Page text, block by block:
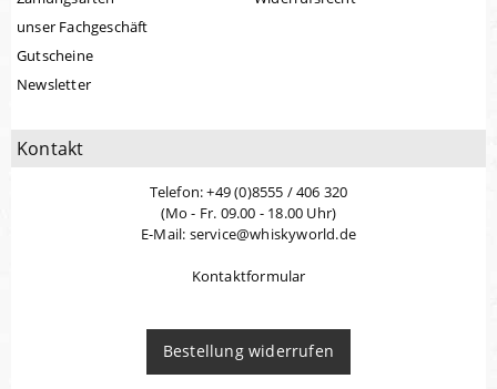
unser Fachgeschäft
Gutscheine
Newsletter
Kontakt
Telefon: +49 (0)8555 / 406 320
(Mo - Fr. 09.00 - 18.00 Uhr)
E-Mail: service@whiskyworld.de
Kontaktformular
Bestellung widerrufen